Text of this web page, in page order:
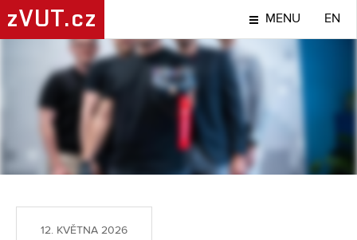
zVUT.cz MENU EN
NÁPADY A OBJEVY
12. KVĚTNA 2026